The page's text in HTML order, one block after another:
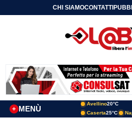
CHI SIAMOCONTATTI
MENÙ
+
Avellino20°C
Caserta25°C